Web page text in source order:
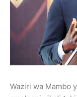
Waziri wa Mambo